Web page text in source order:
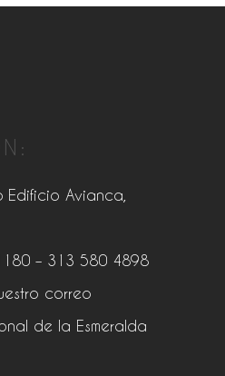
Avianca,
– 313 580 4898
correo
de la Esmeralda